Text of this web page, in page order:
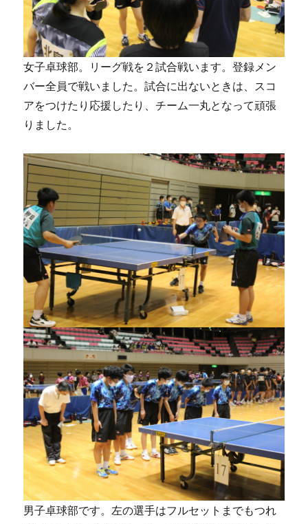
女子卓球部。リーグ戦を２試合戦います。登録メン
バー全員で戦いました。試合に出ないときは、スコ
アをつけたり応援したり、チーム一丸となって頑張
りました。
男子卓球部です。左の選手はフルセットまでもつれ